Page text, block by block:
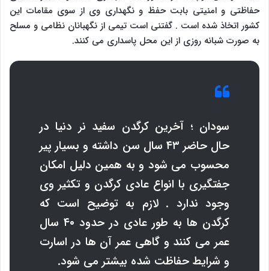
حفاظتی و امنیتی بابت حفظ و نگهداری وی از سوی مقامات این
کشور اتخاذ شده است . گفتنی است تیمی از نگهبانان نظامی و مسلح
به صورت شبانه روزی از این محل پاسداری می کنند.
سودان ؛ آخرین کرگدن سفید نر دنیا در
حال حاضر ۴۳ سال سن داشته و بسیار پیر
محسوب می شود و به همین دلیل امکان
جفتگیری با انواع عادی کرگدن و تکثیر وی
وجود ندارد . لازم به توضیح است که
کرگدن ها به طور عادی در حدود ۴۰ سال
عمر می کنند و گاهی عمر آن ها در اسارت
و شرایط حفاظت شده بیشتر می شود.